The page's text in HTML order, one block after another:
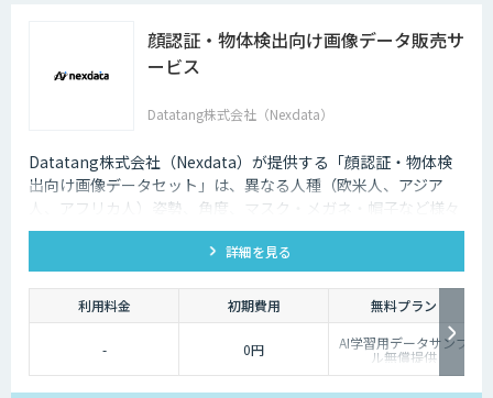
顔認証・物体検出向け画像データ販売サ
ービス
Datatang株式会社（Nexdata）
Datatang株式会社（Nexdata）が提供する「顔認証・物体検
出向け画像データセット」は、異なる人種（欧米人、アジア
人、アフリカ人）姿勢、角度、マスク・メガネ・帽子など様々
な状況をカバー、総計500万枚を超えています。
詳細を見る
利用料金 初期費用 無料プラン
- 0円 AI学習用データサンプ
ル無償提供